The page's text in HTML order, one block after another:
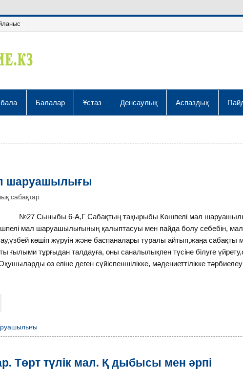
Балалар Ұстаз Денсаулық Аспаздық
шаруашылығы
сабақтар
Сыныбы 6-А,Г Сабақтың тақырыбы Көшпелі мал
мал шаруашылығының қалыптасуы мен пайда болу себебін,
көшіп жүруін және баспаналары туралы айтып,жаңа сабақты
ғылыми тұрғыдан талдауға, оны саналылықпен түсіне білуге
өз еліне деген сүйіспеншілікке, мәдениеттілікке тәрбиелеу
Төрт түлік мал. Қ дыбысы мен әрпі